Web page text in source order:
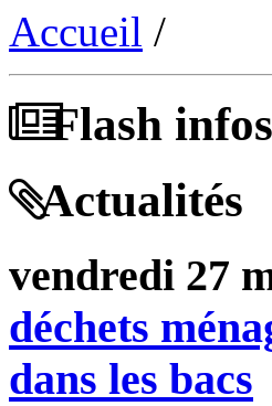
Accueil /
Flash infos
Actualités
vendredi 27
déchets
dans les bacs